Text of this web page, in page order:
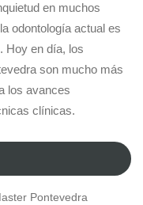
en muchos
odontología actual es
Hoy en día, los
son mucho más
los avances
clínicas.